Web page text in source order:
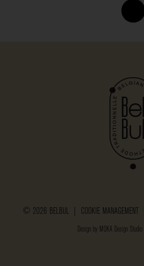
© 2026 BELBUL | COOKIE MANAGEMENT
Design by MOKA Design Studio